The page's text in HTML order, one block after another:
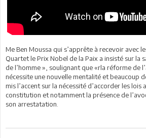
Me Ben Moussa qui s’apprête à recevoir avec
Quartet le Prix Nobel de la Paix a insisté sur la
de l’homme », soulignant que «rla réforme de
nécessite une nouvelle mentalité et beaucoup
mis l’accent sur la nécessité d’accorder les lois
constitution et notamment la présence de
son arrestatation.